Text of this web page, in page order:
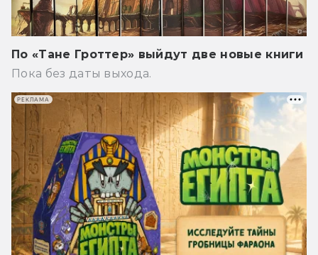
По «Тане Гроттер» выйдут две новые книги
Пока без даты выхода.
РЕКЛАМА